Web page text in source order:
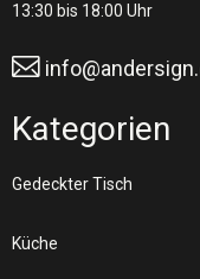
13:30 bis 18:00 Uhr
Kategorien
Gedeckter Tisch
Küche